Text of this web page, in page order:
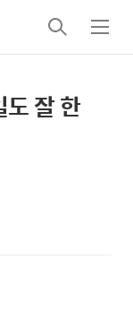
검
색
메
뉴
잘 한